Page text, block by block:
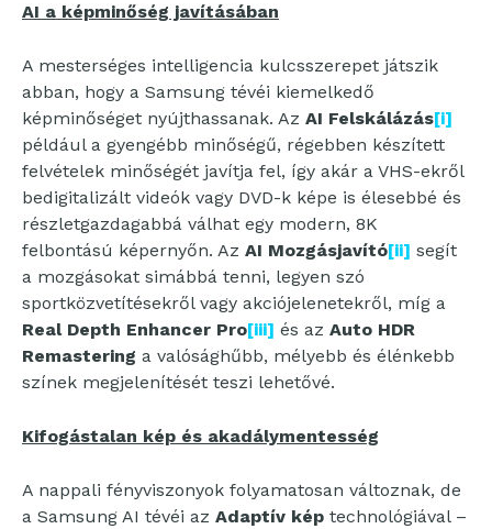
AI a képminőség javításában
A mesterséges intelligencia kulcsszerepet játszik
abban, hogy a Samsung tévéi kiemelkedő
képminőséget nyújthassanak. Az AI Felskálázás[i]
például a gyengébb minőségű, régebben készített
felvételek minőségét javítja fel, így akár a VHS-ekről
bedigitalizált videók vagy DVD-k képe is élesebbé és
részletgazdagabbá válhat egy modern, 8K
felbontású képernyőn. Az AI Mozgásjavító[ii] segít
a mozgásokat simábbá tenni, legyen szó
sportközvetítésekről vagy akciójelenetekről, míg a
Real Depth Enhancer Pro[iii] és az Auto HDR
Remastering a valósághűbb, mélyebb és élénkebb
színek megjelenítését teszi lehetővé.
Kifogástalan kép és akadálymentesség
A nappali fényviszonyok folyamatosan változnak, de
a Samsung AI tévéi az Adaptív kép technológiával –